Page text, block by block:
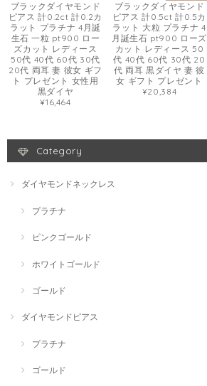
ブラックダイヤモンド
ピアス 計0.2ct 計0.2カ
ラット プラチナ 4月誕
生石 一粒 pt900 ロー
ズカット レディース
50代 40代 60代 30代
20代 両耳 妻 彼女 ギフ
ト プレゼント 女性用
黒ダイヤ
¥16,464
ブラックダイヤモンド
ピアス 計0.5ct 計0.5カ
ラット 大粒 プラチナ 4
月誕生石 pt900 ローズ
カット レディース 50
代 40代 60代 30代 20
代 両耳 黒ダイヤ 妻 彼
女 ギフト プレゼント
¥20,384
Category
ダイヤモンドネックレス
プラチナ
ピンクゴールド
ホワイトゴールド
ゴールド
ダイヤモンドピアス
プラチナ
ゴールド